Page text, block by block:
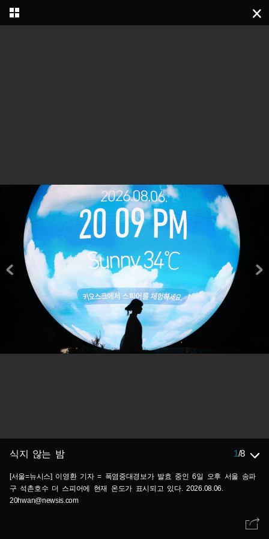
식지 않는 밤 1/8
[서울=뉴시스] 이영환 기자 = 폭염중대경보가 발효 중인 6일 오후 서울 송파
구 석촌호수 더 스피어에 현재 온도가 표시되고 있다. 2026.08.06.
20hwan@newsis.com